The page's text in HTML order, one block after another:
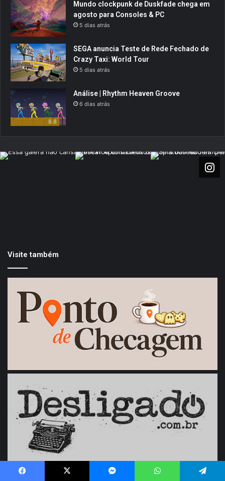
Mundo clockpunk de Duskfade chega em
agosto para Consoles & PC
5 dias atrás
SEGA anuncia Teste de Rede Fechado de
Crazy Taxi: World Tour
5 dias atrás
8.8
Análise | Rhythm Heaven Groove
6 dias atrás
Visite também